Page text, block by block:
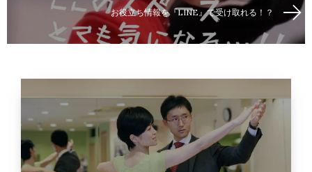
お役立ち情報を『LINE』で受け取れる！？